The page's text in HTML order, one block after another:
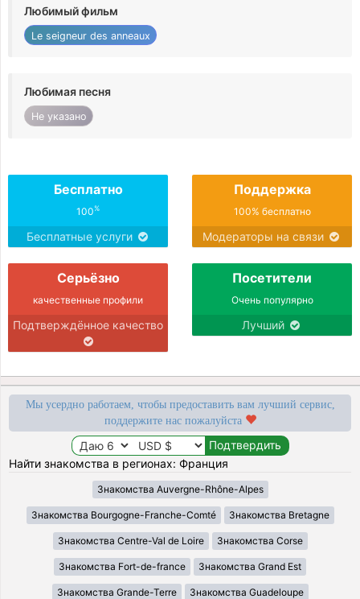
Любимый фильм
Le seigneur des anneaux
Любимая песня
Не указано
Бесплатно
100%
Бесплатные услуги
Поддержка
100% бесплатно
Модераторы на связи
Серьёзно
качественные профили
Подтверждённое качество
Посетители
Очень популярно
Лучший
Мы усердно работаем, чтобы предоставить вам лучший сервис,
поддержите нас пожалуйста
Найти знакомства в регионах: Франция
Знакомства Auvergne-Rhône-Alpes
Знакомства Bourgogne-Franche-Comté Знакомства Bretagne
Знакомства Centre-Val de Loire Знакомства Corse
Знакомства Fort-de-france Знакомства Grand Est
Знакомства Grande-Terre Знакомства Guadeloupe